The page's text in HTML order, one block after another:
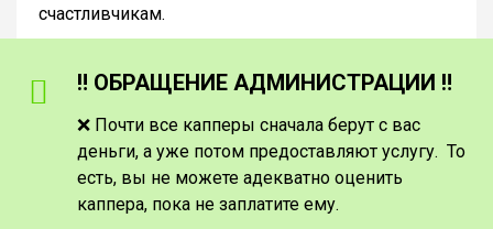
счастливчикам.
‼️ ОБРАЩЕНИЕ АДМИНИСТРАЦИИ ‼️
❌ Почти все капперы сначала берут с вас
деньги, а уже потом предоставляют услугу. То
есть, вы не можете адекватно оценить
каппера, пока не заплатите ему.